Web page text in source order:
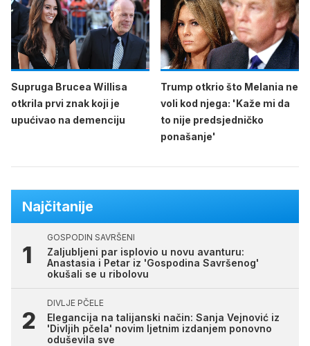
Supruga Brucea Willisa
otkrila prvi znak koji je
upućivao na demenciju
Trump otkrio što Melania ne
voli kod njega: 'Kaže mi da
to nije predsjedničko
ponašanje'
Najčitanije
GOSPODIN SAVRŠENI
Zaljubljeni par isplovio u novu avanturu:
Anastasia i Petar iz 'Gospodina Savršenog'
okušali se u ribolovu
DIVLJE PČELE
Elegancija na talijanski način: Sanja Vejnović iz
'Divljih pčela' novim ljetnim izdanjem ponovno
oduševila sve